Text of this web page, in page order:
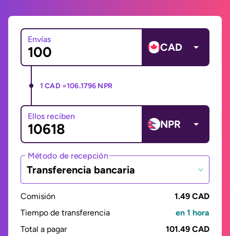
Envías
CAD
1 CAD =106.1796 NPR
Ellos reciben
NPR
Método de recepción
Transferencia bancaria
Comisión
1.49 CAD
Tiempo de transferencia
en 1 hora
Total a pagar
101.49 CAD